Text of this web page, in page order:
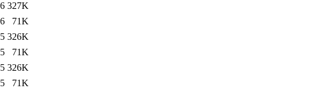
327K
71K
326K
71K
326K
71K